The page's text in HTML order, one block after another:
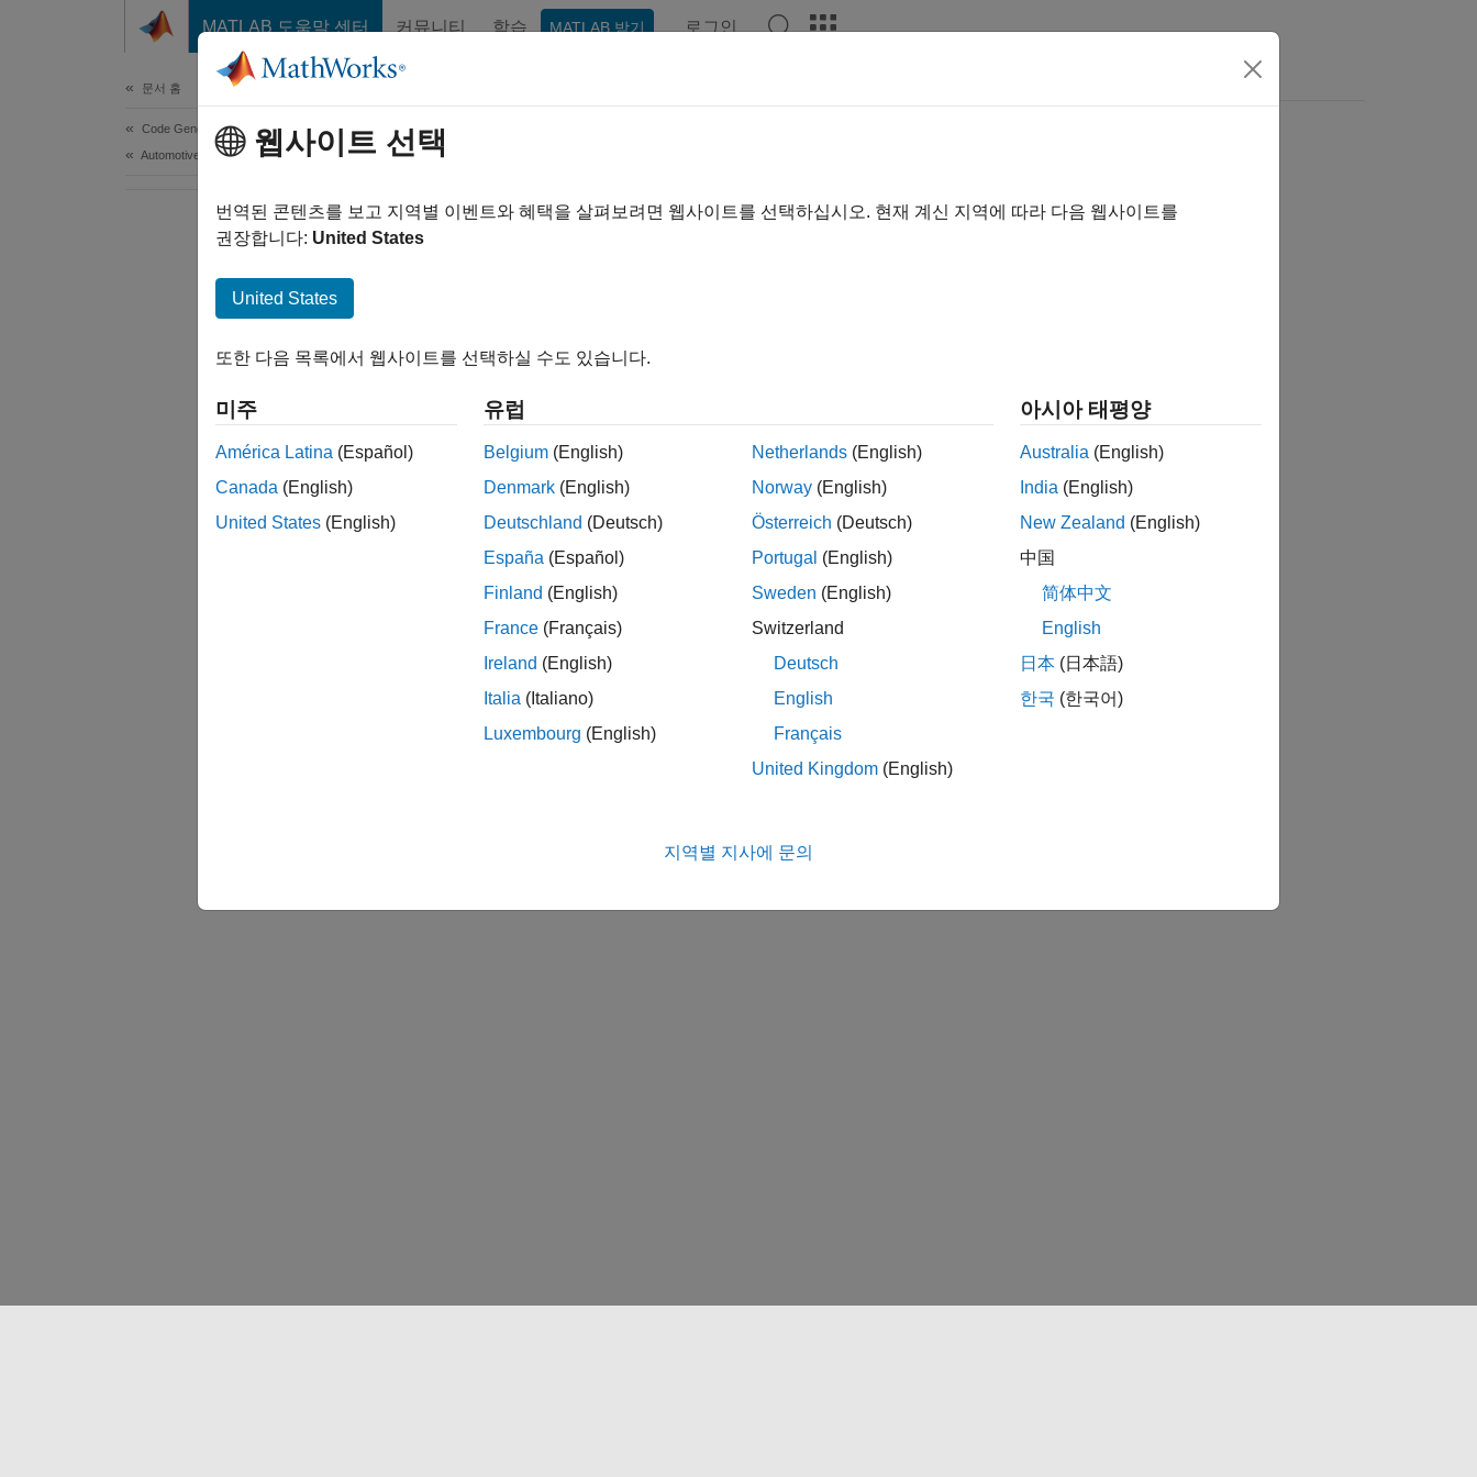
MATLAB 도움말 센터 커뮤니티 학습 MATLAB 받기 로그인
문서 홈
Code Generation
Automotive
웹사이트 선택
번역된 콘텐츠를 보고 지역별 이벤트와 혜택을 살펴보려면 웹사이트를 선택하십시오. 현재 계신 지역에 따라 다음 웹사이트를
권장합니다: United States
United States
또한 다음 목록에서 웹사이트를 선택하실 수도 있습니다.
미주
América Latina (Español)
Canada (English)
United States (English)
유럽
Belgium (English)
Denmark (English)
Deutschland (Deutsch)
España (Español)
Finland (English)
France (Français)
Ireland (English)
Italia (Italiano)
Luxembourg (English)
Netherlands (English)
Norway (English)
Österreich (Deutsch)
Portugal (English)
Sweden (English)
Switzerland
Deutsch
English
Français
United Kingdom (English)
아시아 태평양
Australia (English)
India (English)
New Zealand (English)
中国
简体中文
English
日本 (日本語)
한국 (한국어)
지역별 지사에 문의